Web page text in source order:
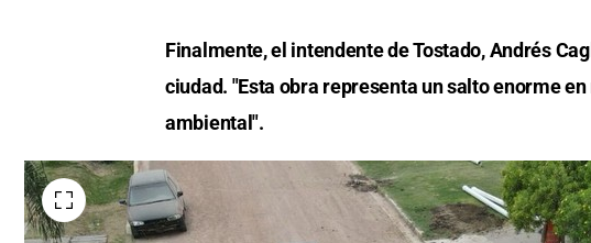
Finalmente, el intendente de Tostado, Andrés
ciudad. "Esta obra representa un salto enorme
ambiental".